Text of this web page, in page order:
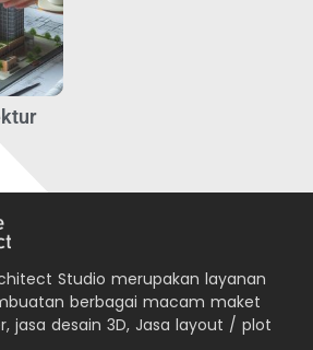
Studio merupakan layanan
berbagai macam maket
jasa desain 3D, Jasa layout / plot